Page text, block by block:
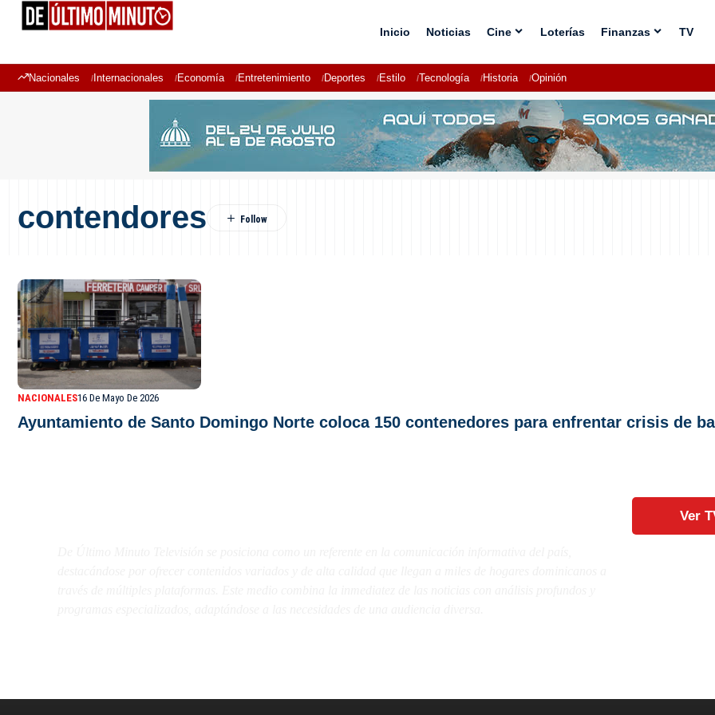
Inicio Noticias Cine Loterías Finanzas TV
Nacionales Internacionales Economía Entretenimiento Deportes Estilo Tecnología Historia Opinión
contendores
NACIONALES16 De Mayo De 2026
Ayuntamiento de Santo Domingo Norte coloca 150 contenedores para enfrentar crisis de
Ver